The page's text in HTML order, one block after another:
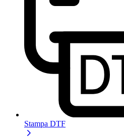
Stampa DTF